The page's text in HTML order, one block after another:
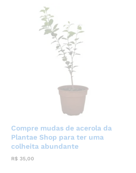
Compre mudas de acerola da
Plantae Shop para ter uma
colheita abundante
R$ 35,00